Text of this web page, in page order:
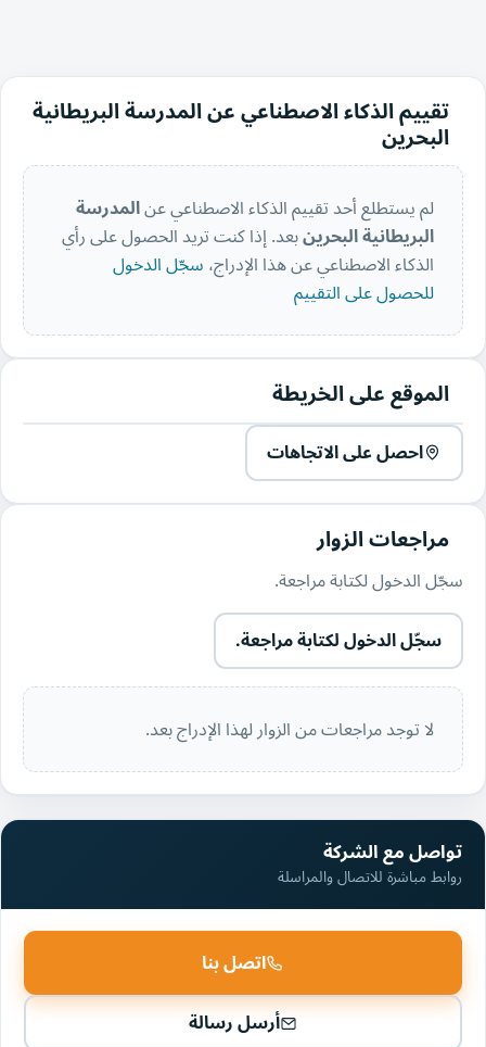
تقييم الذكاء الاصطناعي عن المدرسة البريطانية
البحرين
لم يستطلع أحد تقييم الذكاء الاصطناعي عنالمدرسة
البريطانية البحرينبعد. إذا كنت تريد الحصول على رأي
الذكاء الاصطناعي عن هذا الإدراج،سجّل الدخول
للحصول على التقييم
الموقع على الخريطة
احصل على الاتجاهات
مراجعات الزوار
سجّل الدخول لكتابة مراجعة.
سجّل الدخول لكتابة مراجعة.
لا توجد مراجعات من الزوار لهذا الإدراج بعد.
تواصل مع الشركة
روابط مباشرة للاتصال والمراسلة
اتصل بنا
أرسل رسالة